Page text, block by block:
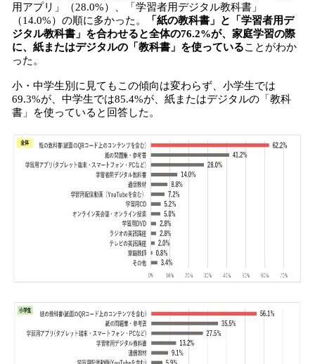
用アプリ」（28.0%）、「学習者用デジタル教科書」
（14.0%）の順に多かった。
「紙の教科書」と「学習者用デ
ジタル教科書」を合わせると全体の76.2%が、家庭学習の際
に、紙またはデジタルの「教科書」を使っていることがわか
った。
小・中学生別に見てもこの傾向は変わらず、小学生では
69.3%が、中学生では85.4%が、紙またはデジタルの「教科
書」を使っていると回答した。